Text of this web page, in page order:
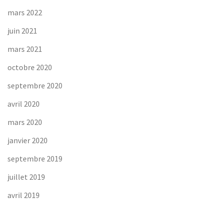
mars 2022
juin 2021
mars 2021
octobre 2020
septembre 2020
avril 2020
mars 2020
janvier 2020
septembre 2019
juillet 2019
avril 2019